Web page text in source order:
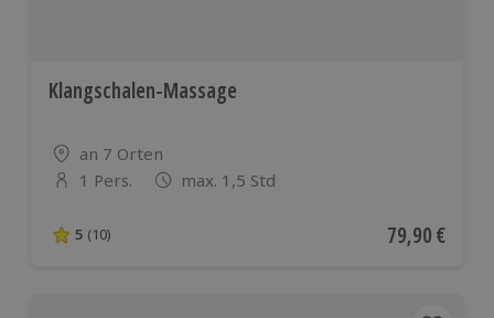
Klangschalen-Massage
Standort
an 7 Orten
Anzahl der Teilnehmer
1 Pers. max. 1,5 Std
5 von 5 Sternen basierend auf 10 Bewertungen
5 (10) Aktueller
79,90 €